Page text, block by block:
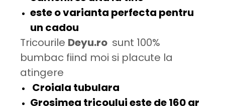
este o varianta perfecta pentru
un cadou
Tricourile Deyu.ro sunt 100%
bumbac fiind moi si placute la
atingere
Croiala tubulara
Grosimea tricoului este de160 gr